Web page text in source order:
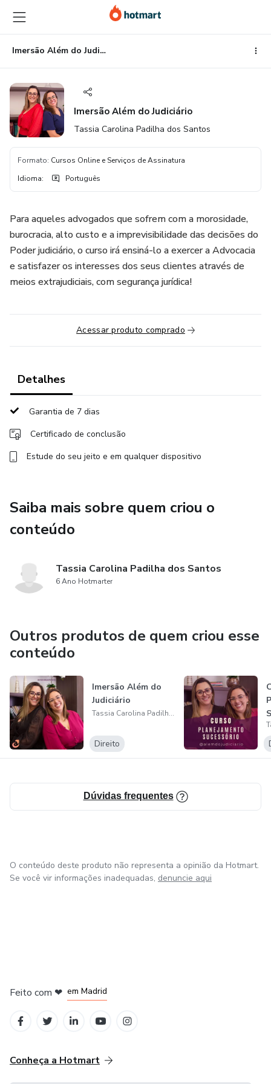
para
o
conteúdo
principal
para
o
pagamento
para
o
rodapé
Imersão Além do Judiciário
Imersão Além do Judiciário
Tassia Carolina Padilha dos Santos
Formato: Cursos Online e Serviços de Assinatura
Idioma: Português
Para aqueles advogados que sofrem com a morosidade,
burocracia, alto custo e a imprevisibilidade das decisões do
Poder judiciário, o curso irá ensiná-lo a exercer a Advocacia
e satisfazer os interesses dos seus clientes através de
meios extrajudiciais, com segurança jurídica!
Acessar produto comprado
Detalhes
Garantia de 7 dias
Certificado de conclusão
Estude do seu jeito e em qualquer dispositivo
Saiba mais sobre quem criou o
conteúdo
Tassia Carolina Padilha dos Santos
6 Ano Hotmarter
Outros produtos de quem criou esse
conteúdo
Imersão Além do
Judiciário
Tassia Carolina Padilha dos Santos
Direito
Dúvidas frequentes
O conteúdo deste produto não representa a opinião da Hotmart.
Se você vir informações inadequadas, denuncie aqui
Feito com ❤ em Madrid
Conheça a Hotmart